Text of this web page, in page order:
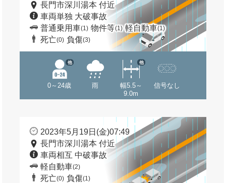
長門市深川湯本 付近
車両単独 大破事故
普通乗用車(1) 物件等(1) 軽自動車(1)
死亡(0) 負傷(3)
0～24歳
他
雨
幅5.5～
9.0m
他
信号なし
2023年5月19日(金)07:49
長門市深川湯本 付近
車両相互 中破事故
軽自動車(2)
死亡(0) 負傷(1)